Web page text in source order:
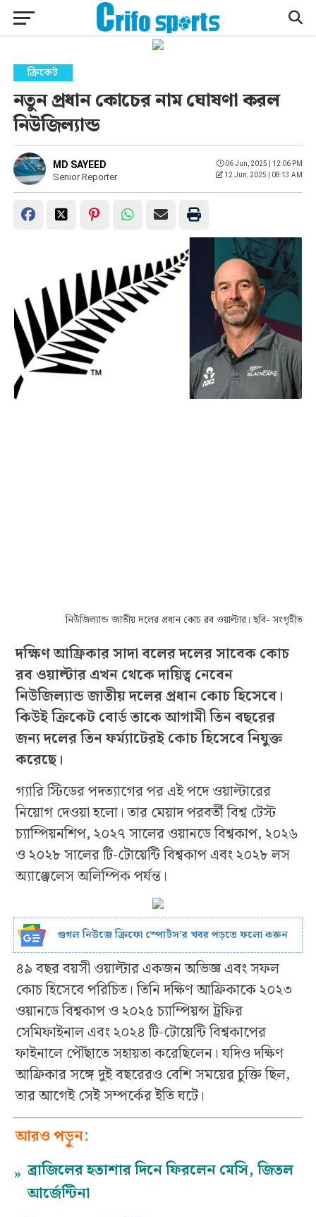
ক্রিকেট
নতুন প্রধান কোচের নাম ঘোষণা করল
নিউজিল্যান্ড
MD SAYEED
Senior Reporter
06 Jun, 2025 | 12:06 PM
12 Jun, 2025 | 08:13 AM
নিউজিল্যান্ড জাতীয় দলের প্রধান কোচ রব ওয়াল্টার। ছবি- সংগৃহীত
দক্ষিণ আফ্রিকার সাদা বলের দলের সাবেক কোচ
রব ওয়াল্টার এখন থেকে দায়িত্ব নেবেন
নিউজিল্যান্ড জাতীয় দলের প্রধান কোচ হিসেবে।
কিউই ক্রিকেট বোর্ড তাকে আগামী তিন বছরের
জন্য দলের তিন ফর্ম্যাটেরই কোচ হিসেবে নিযুক্ত
করেছে।
গ্যারি স্টিডের পদত্যাগের পর এই পদে ওয়াল্টারের
নিয়োগ দেওয়া হলো। তার মেয়াদ পরবর্তী বিশ্ব টেস্ট
চ্যাম্পিয়নশিপ, ২০২৭ সালের ওয়ানডে বিশ্বকাপ, ২০২৬
ও ২০২৮ সালের টি-টোয়েন্টি বিশ্বকাপ এবং ২০২৮ লস
অ্যাঞ্জেলেস অলিম্পিক পর্যন্ত।
গুগল নিউজে ক্রিফো স্পোর্টস’র খবর পড়তে ফলো করুন
৪৯ বছর বয়সী ওয়াল্টার একজন অভিজ্ঞ এবং সফল
কোচ হিসেবে পরিচিত। তিনি দক্ষিণ আফ্রিকাকে ২০২৩
ওয়ানডে বিশ্বকাপ ও ২০২৫ চ্যাম্পিয়ন্স ট্রফির
সেমিফাইনাল এবং ২০২৪ টি-টোয়েন্টি বিশ্বকাপের
ফাইনালে পৌঁছাতে সহায়তা করেছিলেন। যদিও দক্ষিণ
আফ্রিকার সঙ্গে দুই বছরেরও বেশি সময়ের চুক্তি ছিল,
তার আগেই সেই সম্পর্কের ইতি ঘটে।
আরও পড়ুন:
» ব্রাজিলের হতাশার দিনে ফিরলেন মেসি, জিতল
আর্জেন্টিনা